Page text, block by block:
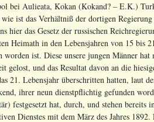
bei Aulieata, Kokan (Kokand? – E.K.)
ist das Verhältniß der dortigen
hier das Gesetz der russischen
Heimath in den Lebensjahren von 15 bis
worden ist. Diese unsere jungen Männer
gelost, und das Resultat davon an die
21. Lebensjahr überschritten hatten, laut
ihrer neun dienstpflichtig gefunden
festgesetzt hat, durch, und stehen bereits
Dienstes mit dem März des Jahres